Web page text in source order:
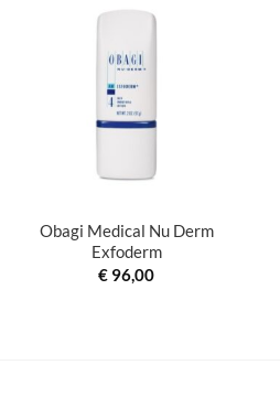
Obagi Medical Nu Derm
Exfoderm
€ 96,00